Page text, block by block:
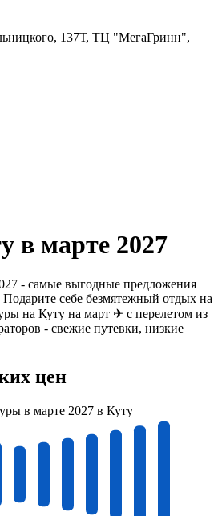
137Т, ТЦ "МегаГринн",
в марте 2027
- самые выгодные предложения
Подарите себе безмятежный отдых на
на Куту на март ✈ с перелетом из
- свежие путевки, низкие
цен
в марте 2027 в Куту